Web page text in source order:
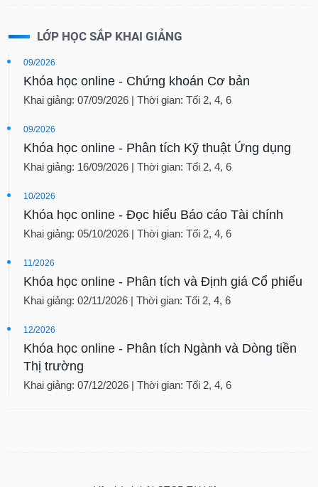
LỚP HỌC SẮP KHAI GIẢNG
09/2026
Khóa học online - Chứng khoán Cơ bản
Khai giảng: 07/09/2026 | Thời gian: Tối 2, 4, 6
09/2026
Khóa học online - Phân tích Kỹ thuật Ứng dụng
Khai giảng: 16/09/2026 | Thời gian: Tối 2, 4, 6
10/2026
Khóa học online - Đọc hiểu Báo cáo Tài chính
Khai giảng: 05/10/2026 | Thời gian: Tối 2, 4, 6
11/2026
Khóa học online - Phân tích và Định giá Cổ phiếu
Khai giảng: 02/11/2026 | Thời gian: Tối 2, 4, 6
12/2026
Khóa học online - Phân tích Ngành và Dòng tiền
Thị trường
Khai giảng: 07/12/2026 | Thời gian: Tối 2, 4, 6